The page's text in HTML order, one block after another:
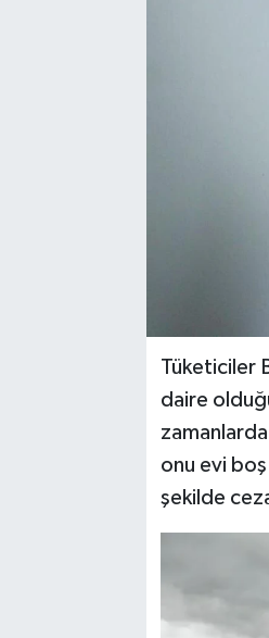
Tüketiciler
daire
onu evi
şekilde